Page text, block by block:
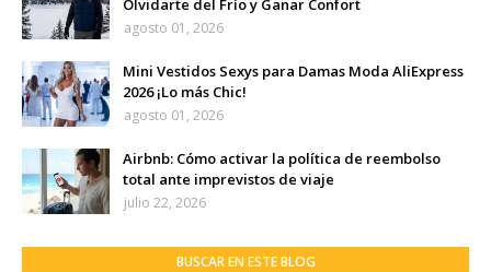
Olvidarte del Frío y Ganar Confort
agosto 01, 2026
Mini Vestidos Sexys para Damas Moda AliExpress
2026 ¡Lo más Chic!
agosto 01, 2026
Airbnb: Cómo activar la política de reembolso
total ante imprevistos de viaje
julio 22, 2026
BUSCAR EN ESTE BLOG